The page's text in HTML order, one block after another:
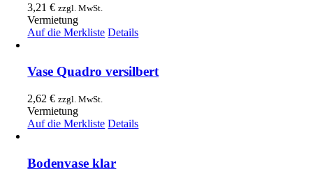
3,21€ zzgl. MwSt.
Vermietung
Auf die Merkliste Details
Vase Quadro versilbert
2,62€ zzgl. MwSt.
Vermietung
Auf die Merkliste Details
Bodenvase klar